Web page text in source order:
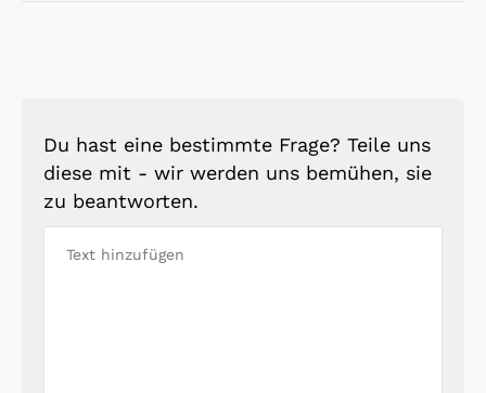
Du hast eine bestimmte Frage? Teile uns
diese mit - wir werden uns bemühen, sie
zu beantworten.